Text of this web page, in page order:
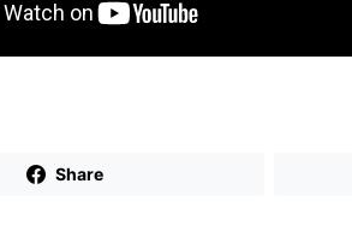
Share